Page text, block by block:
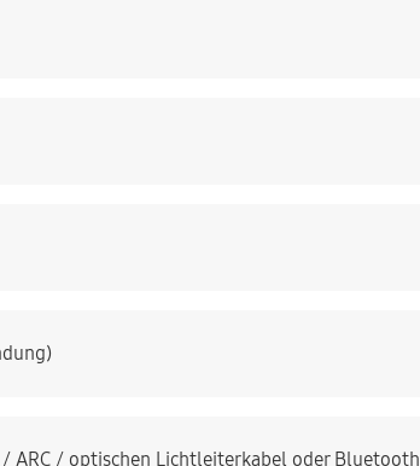
ARC / optischen Lichtleiterkabel oder Bluetooth